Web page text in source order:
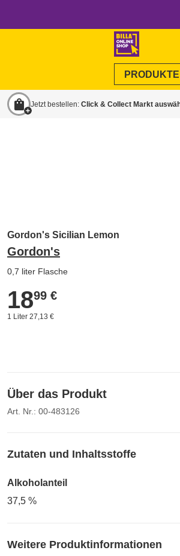
PRODUKTE
shopping_bag Jetzt bestellen: Click & Collect Markt
Gordon's Sicilian Lemon
Gordon's
0,7 liter Flasche
18,99 €
1899 €
1 Liter 27,13 €
Über das Produkt
Art. Nr.: 00-483126
Zutaten und Inhaltsstoffe
Alkoholanteil
37,5 %
Weitere Produktinformationen